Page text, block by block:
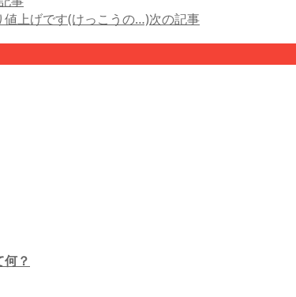
値上げです(けっこうの…)次の記事
？